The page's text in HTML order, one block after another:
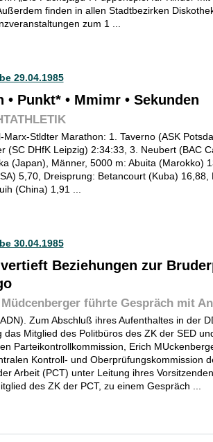
finden in allen Stadtbezirken
zum 1 ...
29.04.1985
• Punkt* • Mmimr • Sekunden
Marx-Stldter Marathon: 1. Taverno (ASK
(SC DHfK Leipzig) 2:34:33, 3. Neubert (BAC
(Japan), Männer, 5000 m: Abuita (Marokko)
5,70, Dreisprung: Betancourt (Kuba) 16,88,
(China) 1,91 ...
30.04.1985
vertieft Beziehungen zur
führte Gespräch mit
Zum Abschluß ihres Aufenthaltes in der
das Mitglied des Politbüros des ZK der SED
Parteikontrollkommission, Erich
Kontroll- und Oberprüfungskommission
Arbeit (PCT) unter Leitung ihres
des ZK der PCT, zu einem Gespräch ...